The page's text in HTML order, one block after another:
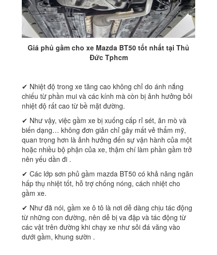
Giá phủ gầm cho xe Mazda BT50 tốt nhất tại Thủ
Đức Tphcm
✔ Nhiệt độ trong xe tăng cao không chỉ do ánh nắng
chiếu từ phần mui và các kính mà còn bị ảnh hưởng bỏi
nhiệt độ rất cao từ bề mặt đường.
✔ Như vậy, việc gầm xe bị xuống cấp rỉ sét, ăn mò và
biến dạng… không đơn giản chỉ gây mất vẻ thẩm mỹ,
quan trọng hơn là ảnh hưởng đến sự vận hành của một
hoặc nhiều bộ phận của xe, thậm chí làm phần gầm trở
nên yếu dần đi .
✔ Các lớp sơn phủ gầm mazda BT50 có khả năng ngăn
hấp thụ nhiệt tốt, hỗ trợ chống nóng, cách nhiệt cho
gầm xe.
✔ Như đã nói, gầm xe ô tô là nơi dễ dàng chịu tác động
từ những con đường, nên dễ bị va đập và tác động từ
các vật trên đường khi chạy xe như sỏi đá văng vào
dưới gầm, khung sườn .